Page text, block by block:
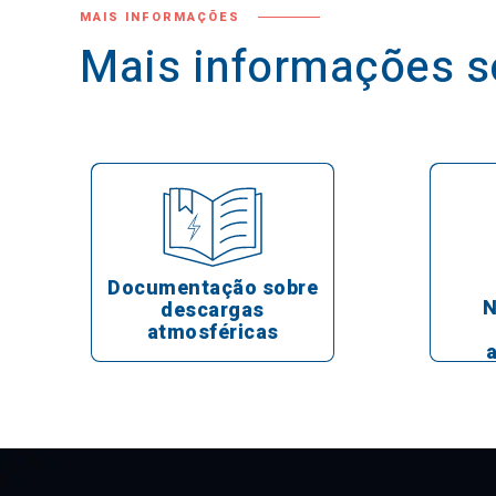
MAIS INFORMAÇÕES
Mais informações
Documentação sobre
descargas
atmosféricas